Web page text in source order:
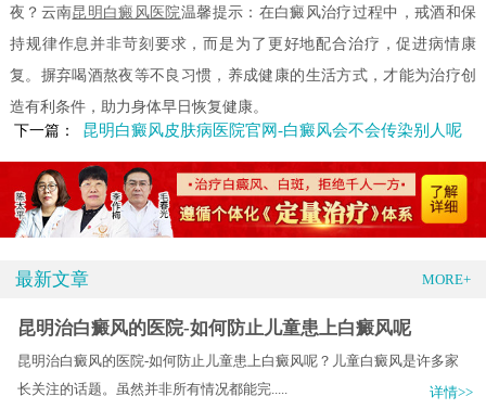
夜？云南昆明白癜风医院温馨提示：在白癜风治疗过程中，戒酒和保
持规律作息并非苛刻要求，而是为了更好地配合治疗，促进病情康
复。摒弃喝酒熬夜等不良习惯，养成健康的生活方式，才能为治疗创
造有利条件，助力身体早日恢复健康。
下一篇：
昆明白癜风皮肤病医院官网-白癜风会不会传染别人呢
最新文章 MORE+
昆明治白癜风的医院-如何防止儿童患上白癜风呢
昆明治白癜风的医院-如何防止儿童患上白癜风呢？儿童白癜风是许多家
长关注的话题。虽然并非所有情况都能完.....
详情>>